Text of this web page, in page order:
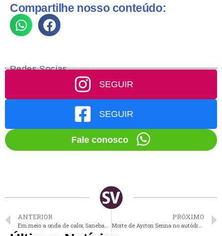
Compartilhe nosso conteúdo:
Redes Socias
SEGUIR
SEGUIR
Fale conosco
ANTERIOR
Em meio a onda de calor, Sanebavi alerta para uso consciente de água em Vinhedo
PRÓXIMO
Morte de Ayrton Senna no autódromo de Ímola na Itália completa 30 anos